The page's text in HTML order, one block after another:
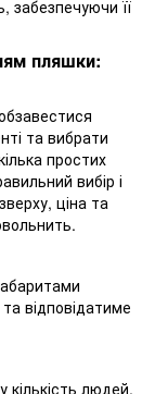
забезпечуючи її
пляшки:
та вибрати
простих
вибір і
ціна та
відповідатиме
кількість людей,